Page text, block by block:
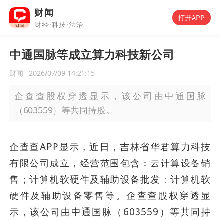
财闻
财经·科技·法治
打开APP
中通国脉等成立算力科技新公司
财闻 2026/07/09 14:21:15
企查查股权穿透显示，该公司由中通国脉
（603559）等共同持股。
企查查APP显示，近日，吉林省华君算力科技
有限公司成立，经营范围包含：云计算设备销
售；计算机软硬件及辅助设备批发；计算机软
硬件及辅助设备零售等。企查查股权穿透显
示，该公司由中通国脉（603559）等共同持